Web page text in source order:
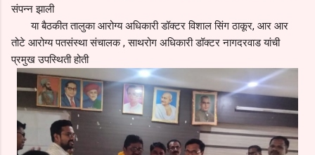
संपन्न झाली
या बैठकीत तालुका आरोग्य अधिकारी डॉक्टर विशाल सिंग ठाकूर, आर आर
तोटे आरोग्य पतसंस्था संचालक , साथरोग अधिकारी डॉक्टर नागदरवाड यांची
प्रमुख उपस्थिती होती